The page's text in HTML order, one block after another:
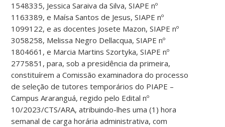
1548335, Jessica Saraiva da Silva, SIAPE nº
1163389, e Maísa Santos de Jesus, SIAPE nº
1099122, e as docentes Josete Mazon, SIAPE nº
3058258, Melissa Negro Dellacqua, SIAPE nº
1804661, e Marcia Martins Szortyka, SIAPE nº
2775851, para, sob a presidência da primeira,
constituírem a Comissão examinadora do processo
de seleção de tutores temporários do PIAPE –
Campus Araranguá, regido pelo Edital nº
10/2023/CTS/ARA, atribuindo-lhes uma (1) hora
semanal de carga horária administrativa, com